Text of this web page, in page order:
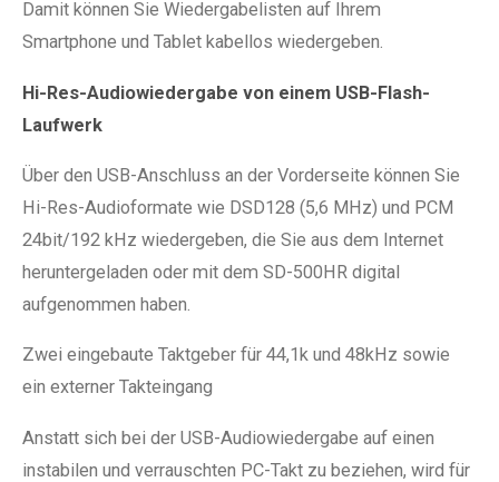
Damit können Sie Wiedergabelisten auf Ihrem
Smartphone und Tablet kabellos wiedergeben.
Hi-Res-Audiowiedergabe von einem USB-Flash-
Laufwerk
Über den USB-Anschluss an der Vorderseite können Sie
Hi-Res-Audioformate wie DSD128 (5,6 MHz) und PCM
24bit/192 kHz wiedergeben, die Sie aus dem Internet
heruntergeladen oder mit dem SD-500HR digital
aufgenommen haben.
Zwei eingebaute Taktgeber für 44,1k und 48kHz sowie
ein externer Takteingang
Anstatt sich bei der USB-Audiowiedergabe auf einen
instabilen und verrauschten PC-Takt zu beziehen, wird für